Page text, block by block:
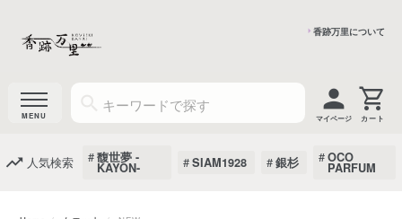
香跡万里について
マイページ
人気検索 馥世夢 -
KAYON- SIAM1928 銀杉 OCO
PARFUM